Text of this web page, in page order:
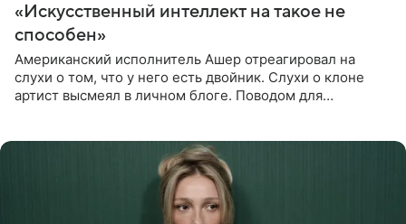
«Искусственный интеллект на такое не
способен»
Американский исполнитель Ашер отреагировал на
слухи о том, что у него есть двойник. Слухи о клоне
артист высмеял в личном блоге. Поводом для